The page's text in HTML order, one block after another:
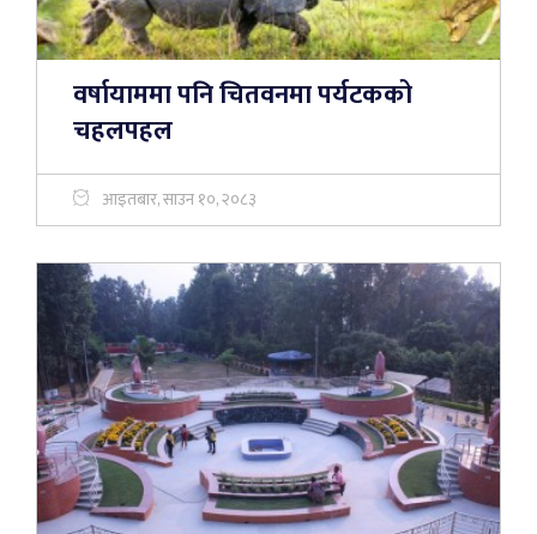
वर्षायाममा पनि चितवनमा पर्यटकको
चहलपहल
आइतबार, साउन १०, २०८३